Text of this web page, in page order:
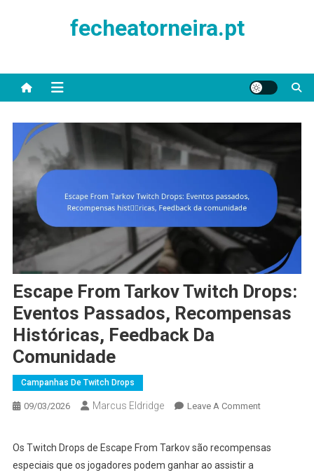
fecheatorneira.pt
Escape From Tarkov Twitch Drops:
Eventos Passados, Recompensas
Históricas, Feedback Da
Comunidade
Campanhas De Twitch Drops
09/03/2026 Marcus Eldridge Leave A CommentOn
Tarkov
Os Twitch Drops de Escape From Tarkov são recompensas
especiais que os jogadores podem ganhar ao assistir a